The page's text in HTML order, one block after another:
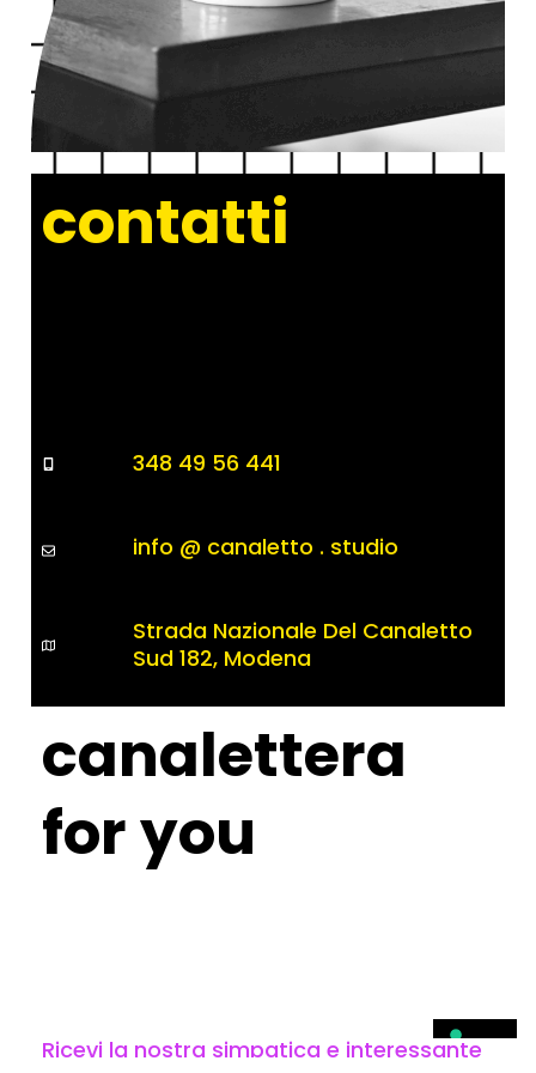
contatti
348 49 56 441
info @ canaletto . studio
Strada Nazionale Del Canaletto
Sud 182, Modena
canalettera
for you
Ricevi la nostra simpatica e interessante